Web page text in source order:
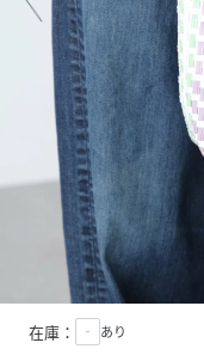
在庫： ‐ あり